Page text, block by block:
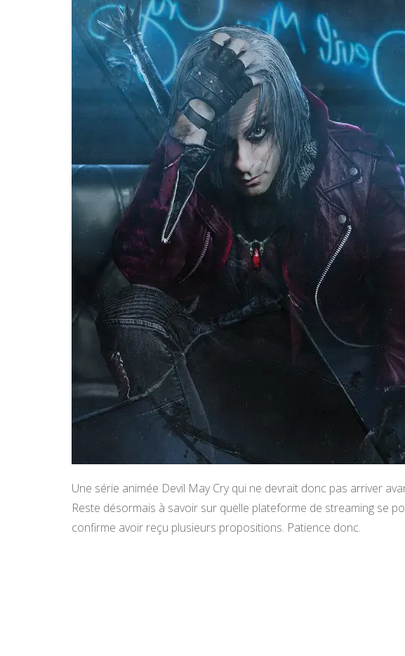
Une série animée Devil May Cry qui ne devrait donc pas arriver
Reste désormais à savoir sur quelle plateforme de streaming se
confirme avoir reçu plusieurs propositions. Patience donc.